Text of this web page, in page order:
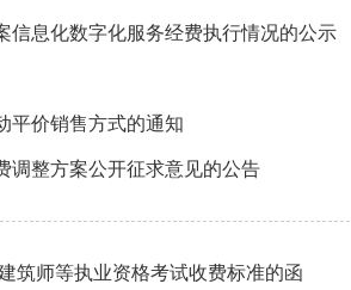
信息化数字化服务经费执行情况的公示
平价销售方式的通知
调整方案公开征求意见的公告
筑师等执业资格考试收费标准的函